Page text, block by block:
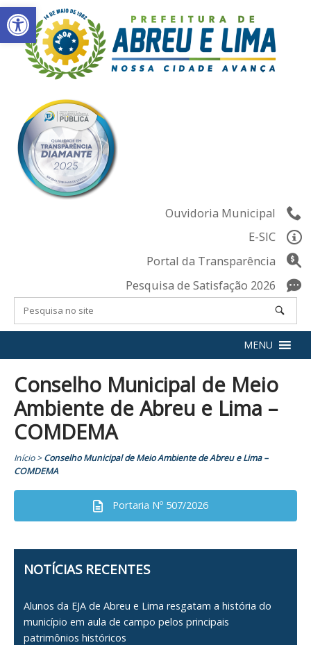
Abrir a barra de ferramentas
Skip
to
content
Ouvidoria Municipal
E-SIC
Portal da Transparência
Pesquisa de Satisfação 2026
MENU
Conselho Municipal de Meio
Ambiente de Abreu e Lima –
COMDEMA
Início>Conselho Municipal de Meio Ambiente de Abreu e Lima –
COMDEMA
Portaria Nº 507/2026
NOTÍCIAS RECENTES
Alunos da EJA de Abreu e Lima resgatam a história do
município em aula de campo pelos principais
patrimônios históricos